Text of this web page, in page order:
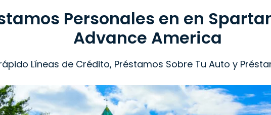
Personales en en
Advance America
Líneas de Crédito, Préstamos Sobre Tu Auto y